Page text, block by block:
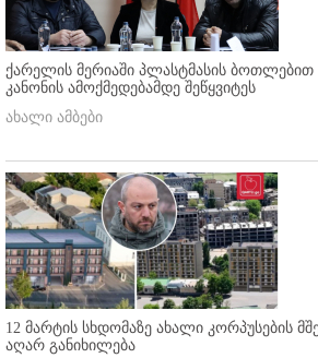
ქარელის მერიაში პლასტმასის ბოთლებით
კანონის ამოქმედებამდე შეწყვიტეს
ახალი ამბები
12 მარტის სხდომაზე ახალი კორპუსების
აღარ განიხილება